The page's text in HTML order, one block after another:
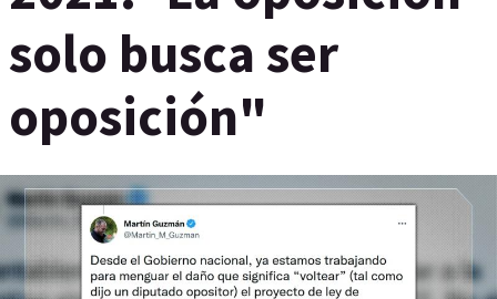
solo busca ser
oposición"